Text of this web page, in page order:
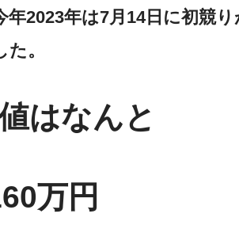
年2023年は7月14日に初競
。
はなんと
万円